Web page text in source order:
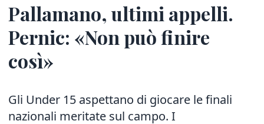
Pallamano, ultimi appelli.
Pernic: «Non può finire
così»
Gli Under 15 aspettano di giocare le finali
nazionali meritate sul campo. I